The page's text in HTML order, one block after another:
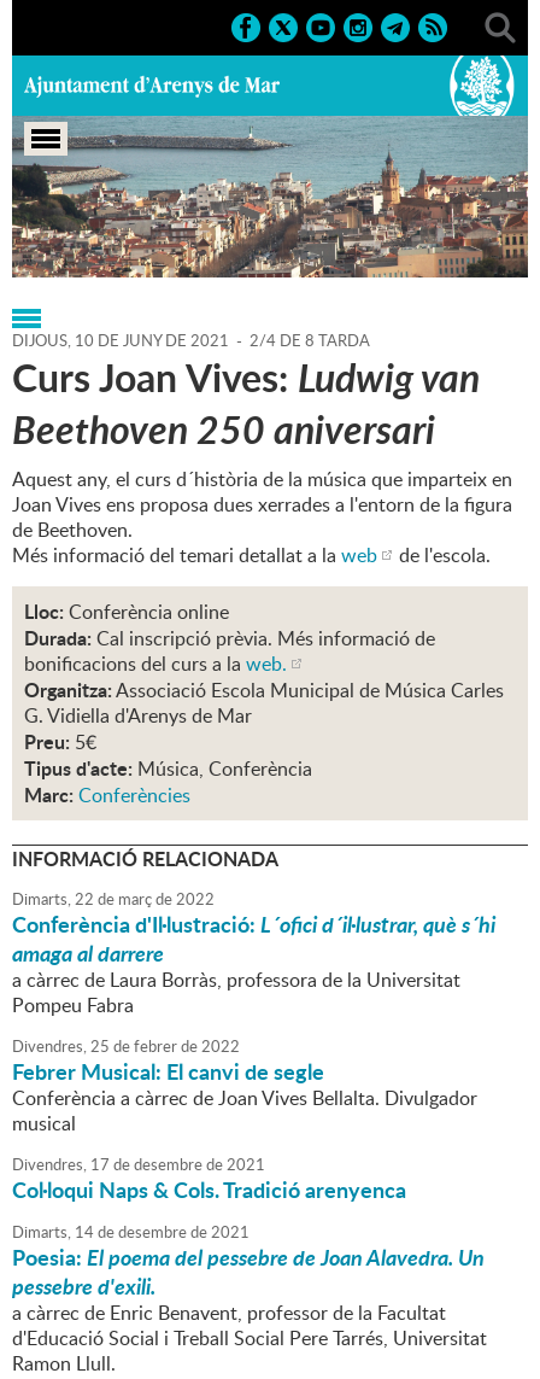
Portada > Regidories > Cultura > Agenda > 10-06-2021
DIJOUS, 10 DE JUNY DE 2021 - 2/4 DE 8 TARDA
Curs Joan Vives: Ludwig van
Beethoven 250 aniversari
Aquest any, el curs d´història de la música que imparteix en
Joan Vives ens proposa dues xerrades a l'entorn de la figura
de Beethoven.
Més informació del temari detallat a la web de l'escola.
Lloc: Conferència online
Durada: Cal inscripció prèvia. Més informació de
bonificacions del curs a la web.
Organitza:Associació Escola Municipal de Música Carles
G. Vidiella d'Arenys de Mar
Preu: 5€
Tipus d'acte: Música, Conferència
Marc: Conferències
INFORMACIÓ RELACIONADA
Dimarts,22 de marçde2022
Conferència d'Il·lustració:L´ofici d´il·lustrar, què s´hi
amaga al darrere
a càrrec de Laura Borràs, professora de la Universitat
Pompeu Fabra
Divendres,25 defebrerde2022
Febrer Musical: El canvi de segle
Conferència a càrrec de Joan Vives Bellalta. Divulgador
musical
Divendres, 17 dedesembrede2021
Col·loqui Naps & Cols. Tradició arenyenca
Dimarts, 14dedesembrede2021
Poesia:El poema del pessebre de Joan Alavedra. Un
pessebre d'exili.
a càrrec de Enric Benavent, professor de la Facultat
d'Educació Social i Treball Social Pere Tarrés, Universitat
Ramon Llull.